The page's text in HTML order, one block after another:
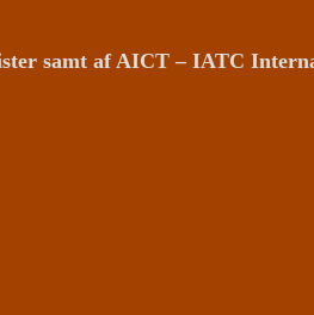
samt af AICT – IATC